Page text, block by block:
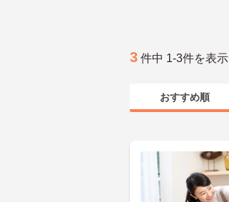
3 件中 1-3件を表示
おすすめ順